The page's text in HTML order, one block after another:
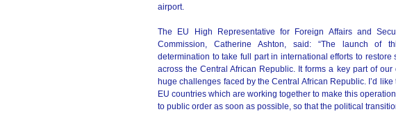
airport.
The EU High Representative for Foreign Affairs and
Commission, Catherine Ashton, said: “The launch of
determination to take full part in international efforts to
across the Central African Republic. It forms a key part of
huge challenges faced by the Central African Republic. I’d
EU countries which are working together to make this
to public order as soon as possible, so that the political